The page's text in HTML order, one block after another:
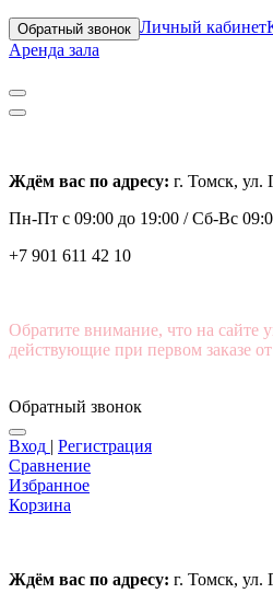
Обратный звонок Личный кабинет
Аренда зала
Ждём вас по адресу: г. Томск, ул.
Пн-Пт с 09:00 до 19:00 /Сб-Вс
+7 901 611 42 10
Обратите внимание, что на сайте
действующие при первом заказе
Обратный звонок
Вход | Регистрация
Сравнение
Избранное
Корзина
Ждём вас по адресу: г. Томск, ул.